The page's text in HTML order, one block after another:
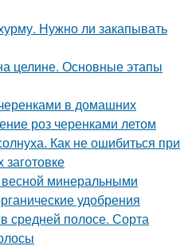
Нужно ли закапывать
целине. Основные этапы
в домашних
роз черенками летом
Как не ошибиться при
заготовке
минеральными
удобрения
средней полосе. Сорта